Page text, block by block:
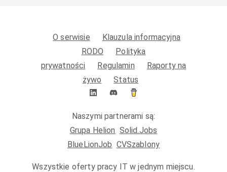
O serwisie
Klauzula informacyjna
RODO
Polityka
prywatności
Regulamin
Raporty na
żywo
Status
Naszymi partnerami są:
Grupa Helion Solid.Jobs
BlueLionJob CVSzablony
Wszystkie oferty pracy IT w jednym miejscu.